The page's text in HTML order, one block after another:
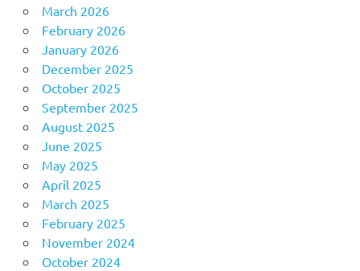
March 2026
February 2026
January 2026
December 2025
October 2025
September 2025
August 2025
June 2025
May 2025
April 2025
March 2025
February 2025
November 2024
October 2024